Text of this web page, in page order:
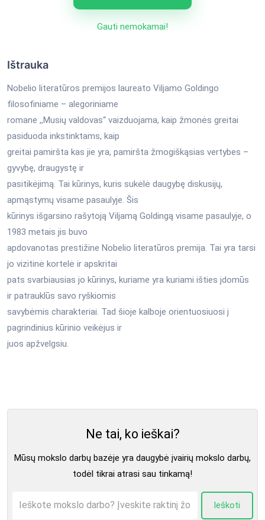
Gauti nemokamai!
Ištrauka
Nobelio literatūros premijos laureato Viljamo Goldingo
filosofiniame – alegoriniame
romane ,,Musių valdovas“ vaizduojama, kaip žmonės greitai
pasiduoda inkstinktams, kaip
greitai pamiršta kas jie yra, pamiršta žmogiškąsias vertybes –
gyvybę, draugystę ir
pasitikėjimą. Tai kūrinys, kuris sukėlė daugybę diskusijų,
apmąstymų visame pasaulyje. Šis
kūrinys išgarsino rašytoją Viljamą Goldingą visame pasaulyje, o
1983 metais jis buvo
apdovanotas prestižine Nobelio literatūros premija. Tai yra tarsi
jo vizitinė kortelė ir apskritai
pats svarbiausias jo kūrinys, kuriame yra kuriami išties įdomūs
ir patrauklūs savo ryškiomis
savybėmis charakteriai. Tad šioje kalboje orientuosiuosi į
pagrindinius kūrinio veikėjus ir
juos apžvelgsiu.
Ne tai, ko ieškai?
Mūsų mokslo darbų bazėje yra daugybė įvairių mokslo darbų,
todėl tikrai atrasi sau tinkamą!
Ieškoti